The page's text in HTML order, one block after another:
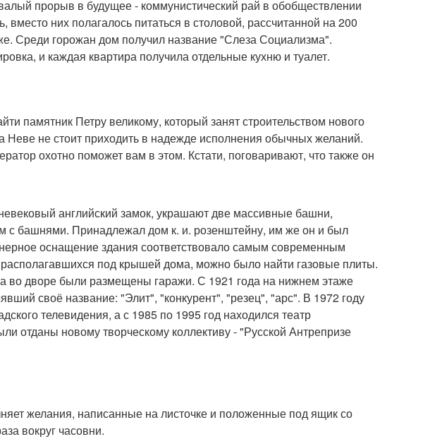
прорыв в будущее - коммунистический рай в обобществлении
них полагалось питаться в столовой, рассчитанной на 200
Среди горожан дом получил название "Слеза Социализма".
и каждая квартира получила отдельные кухню и туалет.
памятник Петру великому, который занят строительством нового
Неве не стоит приходить в надежде исполнения обычных желаний.
охотно поможет вам в этом. Кстати, поговаривают, что также он
английский замок, украшают две массивные башни,
с башнями. Принадлежал дом к. и. розенштейну, им же он и был
оснащение здания соответствовало самым современным
под крышей дома, можно было найти газовые плиты.
во дворе были размещены гаражи. С 1921 года на нижнем этаже
своё название: "Элит", "конкурент", "резец", "арс". В 1972 году
телевидения, а с 1985 по 1995 год находился театр
отданы новому творческому коллективу - "Русской Антрепризе
желания, написанные на листочке и положенные под ящик со
вокруг часовни.